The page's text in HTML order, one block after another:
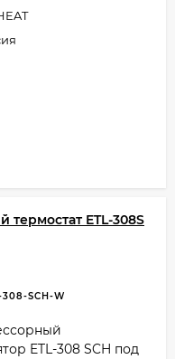
термостат ETL-308S
308-SCH-W
ETL-308 SCH под